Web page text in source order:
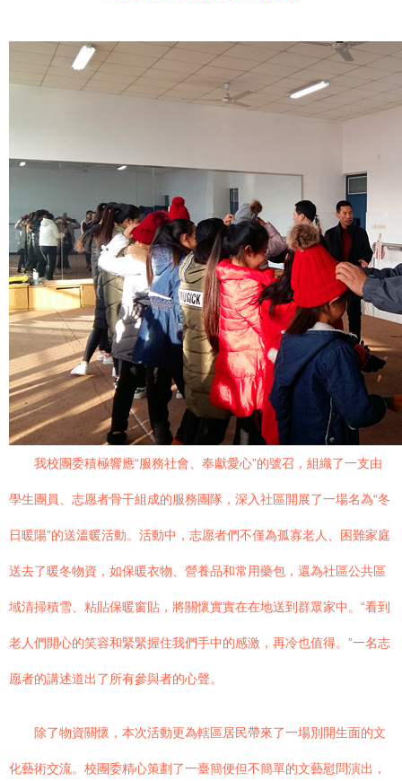
我校團委積極響應“服務社會、奉獻愛心”的號召，組織了一支由
學生團員、志愿者骨干組成的服務團隊，深入社區開展了一場名為“冬
日暖陽”的送溫暖活動。活動中，志愿者們不僅為孤寡老人、困難家庭
送去了暖冬物資，如保暖衣物、營養品和常用藥包，還為社區公共區
域清掃積雪、粘貼保暖窗貼，將關懷實實在在地送到群眾家中。“看到
老人們開心的笑容和緊緊握住我們手中的感激，再冷也值得。”一名志
愿者的講述道出了所有參與者的心聲。
除了物資關懷，本次活動更為轄區居民帶來了一場別開生面的文
化藝術交流。校團委精心策劃了一臺簡便但不簡單的文藝慰問演出，